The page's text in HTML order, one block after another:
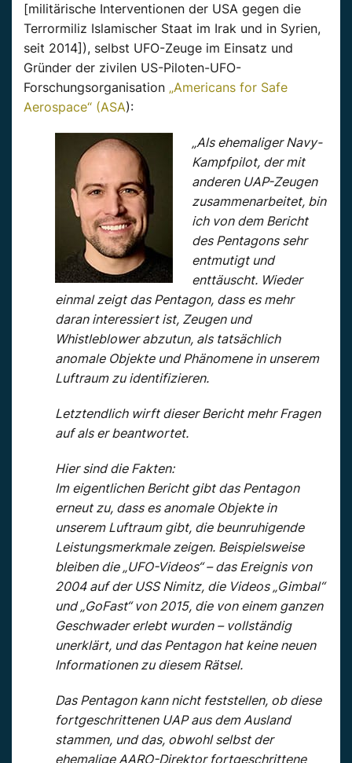
[militärische Interventionen der USA gegen die
Terrormiliz Islamischer Staat im Irak und in Syrien,
seit 2014]), selbst UFO-Zeuge im Einsatz und
Gründer der zivilen US-Piloten-UFO-
Forschungsorganisation „Americans for Safe
Aerospace“ (ASA):
„Als ehemaliger Navy-
Kampfpilot, der mit
anderen UAP-Zeugen
zusammenarbeitet, bin
ich von dem Bericht
des Pentagons sehr
entmutigt und
enttäuscht. Wieder
einmal zeigt das Pentagon, dass es mehr
daran interessiert ist, Zeugen und
Whistleblower abzutun, als tatsächlich
anomale Objekte und Phänomene in unserem
Luftraum zu identifizieren.
Letztendlich wirft dieser Bericht mehr Fragen
auf als er beantwortet.
Hier sind die Fakten:
Im eigentlichen Bericht gibt das Pentagon
erneut zu, dass es anomale Objekte in
unserem Luftraum gibt, die beunruhigende
Leistungsmerkmale zeigen. Beispielsweise
bleiben die „UFO-Videos“ – das Ereignis von
2004 auf der USS Nimitz, die Videos „Gimbal“
und „GoFast“ von 2015, die von einem ganzen
Geschwader erlebt wurden – vollständig
unerklärt, und das Pentagon hat keine neuen
Informationen zu diesem Rätsel.
Das Pentagon kann nicht feststellen, ob diese
fortgeschrittenen UAP aus dem Ausland
stammen, und das, obwohl selbst der
ehemalige AARO-Direktor fortgeschrittene